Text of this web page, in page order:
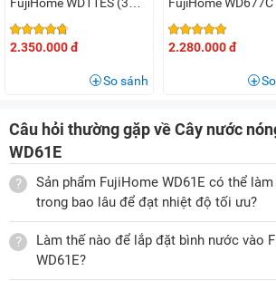
lạnh 65W, hiệu suất làm lạnh 0,75 lít/giờ,
nghệ chip với hệ thống chip + mainboard
trường hiện nay. Cây nước có thể làm
dụng ở các nước nhiệt đới như Việt Nam
lạnh dao động trong khoảng từ 10 - 20
trong những ngày nắng nóng mà không
2.350.000 đ
So sánh
2.280.000 đ
Câu hỏi thường gặp về Cây nước
WD61E
Sản phẩm FujiHome WD61E có thể
trong bao lâu để đạt nhiệt độ tối ưu?
Làm thế nào để lắp đặt bình nước vào
WD61E?